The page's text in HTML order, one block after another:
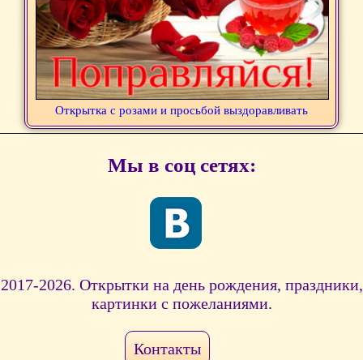
Открытка с розами и просьбой выздоравливать
Мы в соц сетях:
2017-2026. Открытки на день рождения, праздники,
картинки с пожеланиями.
Контакты